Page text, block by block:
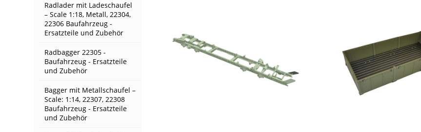
Radlader mit Ladeschaufel
– Scale 1:18, Metall, 22304,
22306 Baufahrzeug -
Ersatzteile und Zubehör
Radbagger 22305 -
Baufahrzeug - Ersatzteile
und Zubehör
Bagger mit Metallschaufel –
Scale: 1:14, 22307, 22308
Baufahrzeug - Ersatzteile
und Zubehör